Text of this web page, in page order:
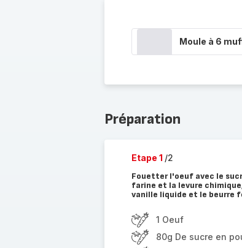
Moule à 6
Préparation
Etape 1 /2
Fouetter l'oeuf avec le
farine et la levure
vanille liquide et le beurre
1 Oeuf
80g De sucre en